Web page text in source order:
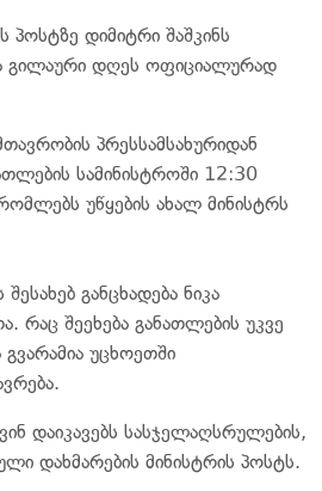
პოსტზე დიმიტრი შაშკინს
გილაური დღეს ოფიციალურად
პრესსამსახურიდან
სამინისტროში 12:30
უწყების ახალ მინისტრს
განცხადება ნიკა
რაც შეეხება განათლების უკვე
უცხოეთში
დაიკავებს სასჯელაღსრულების,
დახმარების მინისტრის პოსტს.